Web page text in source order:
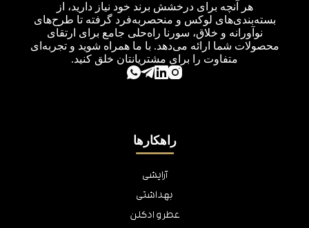
هر آنچه برای درخشش برند خود نیاز دارید، از
بسته‌بندی‌های لوکس و منحصربه‌فرد گرفته تا طرح‌های
نوآورانه و خلاق، سورنا راه‌حلی جامع برای ارتقای
محصولات شما ارائه می‌دهد. با ما همراه شوید و تجربه‌ای
متفاوت را برای مشتریانتان خلق کنید.
راهکارها
آرایشی
بهداشتی
عطر و ادکلن